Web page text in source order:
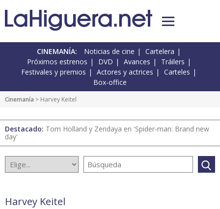
CINEMANÍA: Noticias de cine
Cartelera
Próximos estrenos
DVD Avances
Tráilers
Festivales y premios
Actores y actrices
Carteles
Box-office
Cinemanía > Harvey Keitel
Destacado: Tom Holland y Zendaya en 'Spider-man: Brand new
day'
Harvey Keitel